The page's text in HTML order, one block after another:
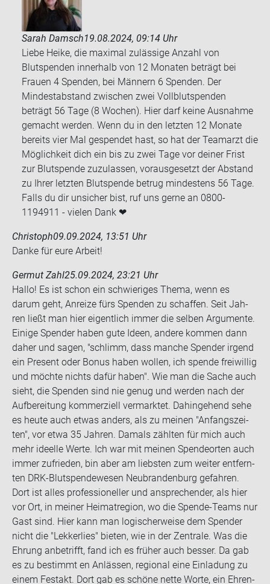
Sarah Damsch19.08.2024, 09:14 Uhr
Liebe Heike, die maximal zulässige Anzahl von
Blutspenden innerhalb von 12 Monaten beträgt bei
Frauen 4 Spenden, bei Männern 6 Spenden. Der
Mindestabstand zwischen zwei Vollblutspenden
beträgt 56 Tage (8 Wochen). Hier darf keine Ausnahme
gemacht werden. Wenn du in den letzten 12 Monate
bereits vier Mal gespendet hast, so hat der Teamarzt die
Möglichkeit dich ein bis zu zwei Tage vor deiner Frist
zur Blutspende zuzulassen, vorausgesetzt der Abstand
zu Ihrer letzten Blutspende betrug mindestens 56 Tage.
Falls du dir unsicher bist, ruf uns gerne an 0800-
1194911 - vielen Dank ❤
Christoph09.09.2024, 13:51 Uhr
Danke für eure Ar­beit!
Germut Zahl25.09.2024, 23:21 Uhr
Hallo! Es ist schon ein schwie­ri­ges Thema, wenn es
darum geht, An­rei­ze fürs Spen­den zu schaf­fen. Seit Jah­
ren ließt man hier ei­gent­lich immer die sel­ben Ar­gu­men­te.
Ei­ni­ge Spen­der haben gute Ideen, an­de­re kom­men dann
daher und sagen, "schlimm, dass man­che Spen­der ir­gend
ein Pre­sent oder Bonus haben wol­len, ich spen­de frei­wil­lig
und möch­te nichts dafür haben". Wie man die Sache auch
sieht, die Spen­den sind nie genug und wer­den nach der
Auf­be­rei­tung kom­mer­zi­ell ver­mark­tet. Da­hin­ge­hend sehe
es heute auch etwas an­ders, als zu mei­nen "An­fangs­zei­
ten", vor etwa 35 Jah­ren. Da­mals zähl­ten für mich auch
mehr ideel­le Werte. Ich war mit mei­nen Spen­de­or­ten auch
immer zu­frie­den, bin aber am liebs­ten zum wei­ter ent­fern­
ten DRK-​Blutspendewesen Neu­bran­den­burg ge­fah­ren.
Dort ist alles pro­fes­sio­nel­ler und an­spre­chen­der, als hier
vor Ort, in mei­ner Hei­mat­re­gi­on, wo die Spende-​Teams nur
Gast sind. Hier kann man lo­gi­scher­wei­se dem Spen­der
nicht die "Lek­ker­lies" bie­ten, wie in der Zen­tra­le. Was die
Eh­rung an­be­trifft, fand ich es frü­her auch bes­ser. Da gab
es zu be­stimmt en An­läs­sen, re­gio­nal eine Ein­la­dung zu
einem Fest­akt. Dort gab es schö­ne nette Worte, ein Eh­ren­